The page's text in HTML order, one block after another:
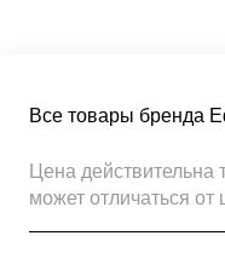
Все товары бренда
Цена действительна
может отличаться от